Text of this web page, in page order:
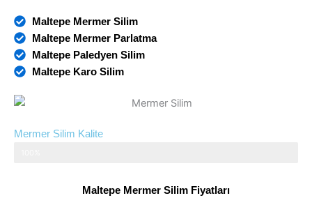
Maltepe Mermer Silim
Maltepe Mermer Parlatma
Maltepe Paledyen Silim
Maltepe Karo Silim
Mermer Silim Kalite
Maltepe Mermer Silim Fiyatları